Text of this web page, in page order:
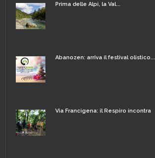
Prima delle Alpi, la Val...
Abanozen: arriva il festival olistico...
Via Francigena: il Respiro incontra